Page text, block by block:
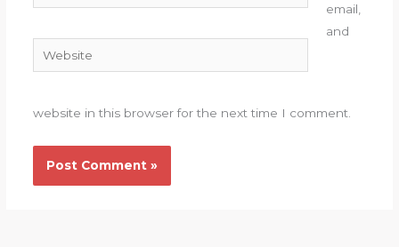
Website
email,
and
website in this browser for the next time I comment.